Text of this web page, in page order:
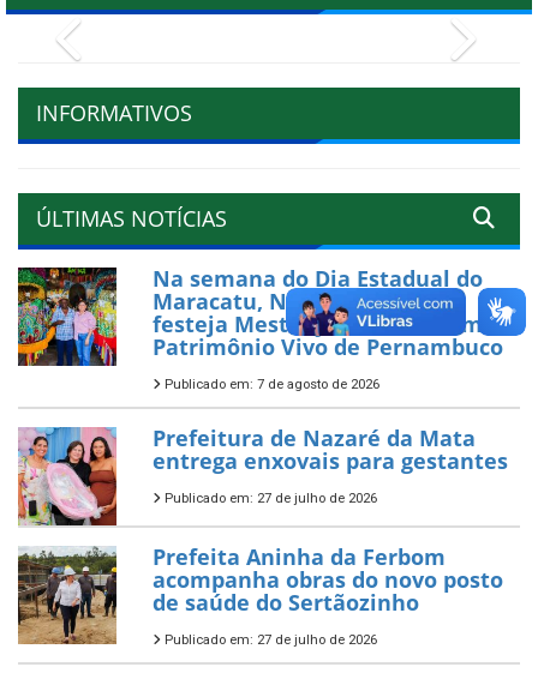
INFORMATIVOS
ÚLTIMAS NOTÍCIAS
Na semana do Dia Estadual do
Maracatu, Nazaré da Mata
festeja Mestre João Paulo como
Patrimônio Vivo de Pernambuco
Publicado em: 7 de agosto de 2026
Prefeitura de Nazaré da Mata
entrega enxovais para gestantes
Publicado em: 27 de julho de 2026
Prefeita Aninha da Ferbom
acompanha obras do novo posto
de saúde do Sertãozinho
Publicado em: 27 de julho de 2026